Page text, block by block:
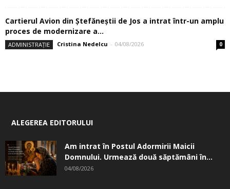
Cartierul Avion din Ştefăneştii de Jos a intrat într-un amplu
proces de modernizare a...
ADMINISTRAȚIE Cristina Nedelcu - 04/08/2026 0
ALEGEREA EDITORULUI
Am intrat în Postul Adormirii Maicii
Domnului. Urmează două săptămâni în...
04/08/2026